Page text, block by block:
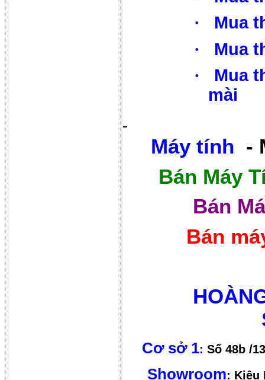
·
Mua
·
Mua
·
Mua
mài
Máy tính -
Bán Máy
Bán
Bán
Cơ sở 1: Số 48b /
Showroom: Kiêu